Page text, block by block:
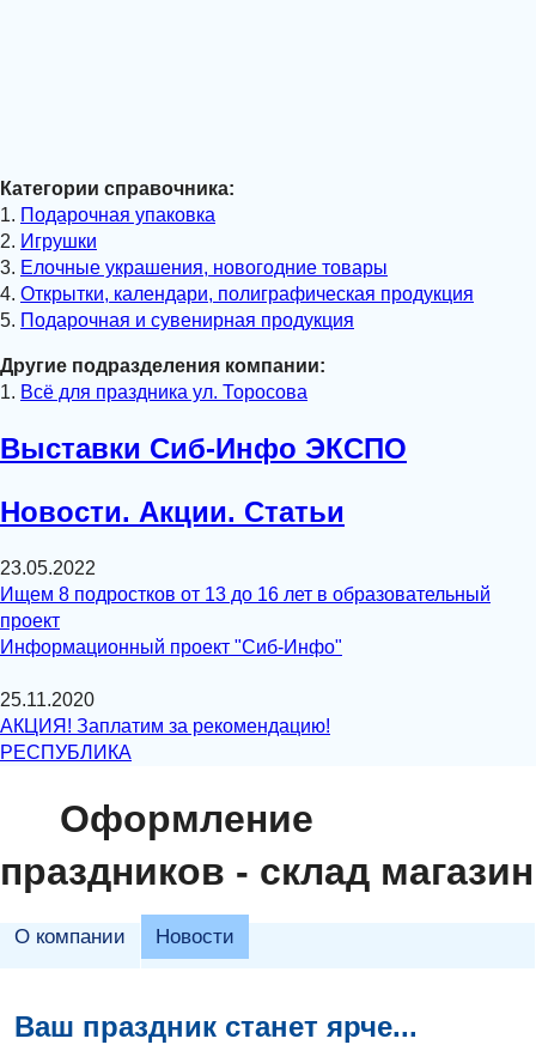
Категории справочника:
1. Подарочная упаковка
2. Игрушки
3. Елочные украшения, новогодние товары
4. Открытки, календари, полиграфическая продукция
5. Подарочная и сувенирная продукция
Другие подразделения компании:
1. Всё для праздника ул. Торосова
Выставки Сиб-Инфо ЭКСПО
Новости. Акции. Статьи
23.05.2022
Ищем 8 подростков от 13 до 16 лет в образовательный
проект
Информационный проект "Сиб-Инфо"
25.11.2020
АКЦИЯ! Заплатим за рекомендацию!
РЕСПУБЛИКА
Оформление
праздников - склад магазин
О компании Новости
Ваш праздник станет ярче...